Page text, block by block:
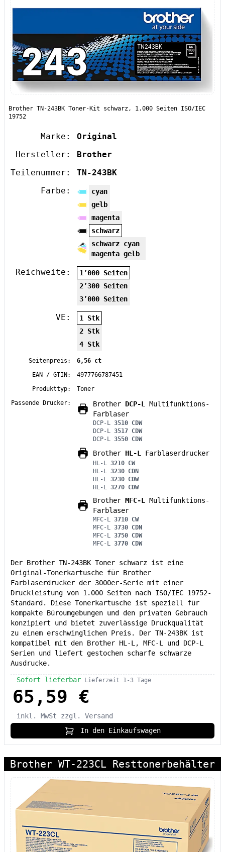
Brother TN-243BK Toner-Kit schwarz, 1.000 Seiten ISO/IEC
19752
Marke:
Original
Hersteller:
Brother
Teilenummer:
TN-243BK
Farbe:
cyan
gelb
magenta
schwarz
schwarz cyan
magenta gelb
Reichweite:
1’000 Seiten
2’300 Seiten
3’000 Seiten
VE:
1 Stk
2 Stk
4 Stk
Seitenpreis:
6,56 ct
EAN / GTIN:
4977766787451
Produkttyp:
Toner
Passende Drucker:
Brother DCP-L
Multifunktions-
Farblaser
DCP-L 3510 CDW
DCP-L 3517 CDW
DCP-L 3550 CDW
Brother HL-L Farblaserdrucker
HL-L 3210 CW
HL-L 3230 CDN
HL-L 3230 CDW
HL-L 3270 CDW
Brother MFC-L
Multifunktions-
Farblaser
MFC-L 3710 CW
MFC-L 3730 CDN
MFC-L 3750 CDW
MFC-L 3770 CDW
Der Brother TN-243BK Toner schwarz ist eine
Original-Tonerkartusche für Brother
Farblaserdrucker der 3000er-Serie mit einer
Druckleistung von 1.000 Seiten nach ISO/IEC 19752-
Standard. Diese Tonerkartusche ist speziell für
kompakte Büroumgebungen und den privaten Gebrauch
konzipiert und bietet zuverlässige Druckqualität
zu einem erschwinglichen Preis. Der TN-243BK ist
kompatibel mit den Brother HL-L, MFC-L und DCP-L
Serien und liefert gestochen scharfe schwarze
Ausdrucke.
Sofort lieferbar Lieferzeit 1-3 Tage
65,59 €
inkl. MwSt
zzgl. Versand
In den Einkaufswagen
Brother WT-223CL Resttonerbehälter